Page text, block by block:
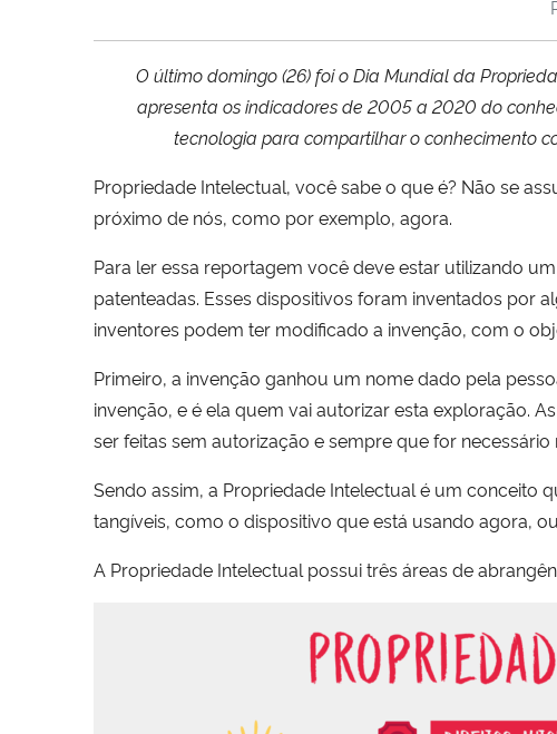
O último domingo (26) foi o Dia Mundial da
apresenta os indicadores de 2005 a 2020 do
tecnologia para compartilhar o conhecimento
Propriedade Intelectual, você sabe o que é? Não se
próximo de nós, como por exemplo, agora.
Para ler essa reportagem você deve estar utilizando
patenteadas. Esses dispositivos foram inventados por
inventores podem ter modificado a invenção, com o
Primeiro, a invenção ganhou um nome dado pela
invenção, e é ela quem vai autorizar esta exploração.
ser feitas sem autorização e sempre que for
Sendo assim, a Propriedade Intelectual é um
tangíveis, como o dispositivo que está usando agora,
A Propriedade Intelectual possui três áreas de